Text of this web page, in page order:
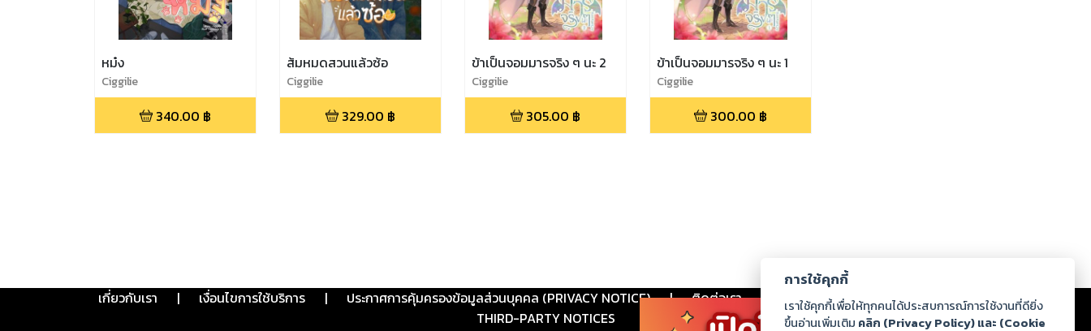
หม๋ง
Ciggilie
340.00 ฿
ส้มหมดสวนแล้วซ้อ
Ciggilie
329.00 ฿
ข้าเป็นจอมมารจริง ๆ นะ 2
Ciggilie
305.00 ฿
ข้าเป็นจอมมารจริง ๆ นะ 1
Ciggilie
300.00 ฿
เกี่ยวกับเรา | เงื่อนไขการใช้บริการ | ประกาศการคุ้มครองข้อมูลส่วนบุคคล (PRIVACY NOTICE) | ติดต่อเรา ร่วมงานกับเรา ดาวน์โหลด
THIRD-PARTY NOTICES
การใช้คุกกี้
เราใช้คุกกี้เพื่อให้ทุกคนได้ประสบการณ์การใช้งานที่ดียิ่ง
ขึ้นอ่านเพิ่มเติม คลิก (Privacy Policy) และ (Cookie